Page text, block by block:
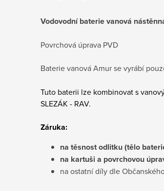
Vodovodní baterie vanová
Povrchová úprava PVD
Baterie vanová Amur se vyrábí
Tuto baterii lze kombinovat s
SLEZÁK - RAV.
Záruka:
na těsnost odlitku (tělo
na kartuši a povrchovou
na ostatní díly dle